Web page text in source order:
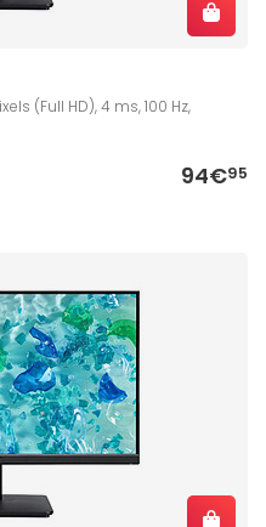
(Full HD), 4 ms, 100 Hz,
94€95